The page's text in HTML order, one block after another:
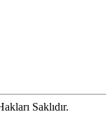
Saklıdır.